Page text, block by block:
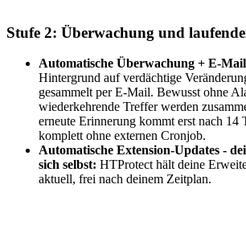
Stufe 2: Überwachung und
Automatische Überwachung + E-
Hintergrund auf verdächtige
gesammelt per E-Mail. Bewusst ohne
wiederkehrende Treffer werden
erneute Erinnerung kommt erst nach 14
komplett ohne externen Cronjob.
Automatische Extension-Updates -
sich selbst: HTProtect hält deine
aktuell, frei nach deinem Zeitplan.